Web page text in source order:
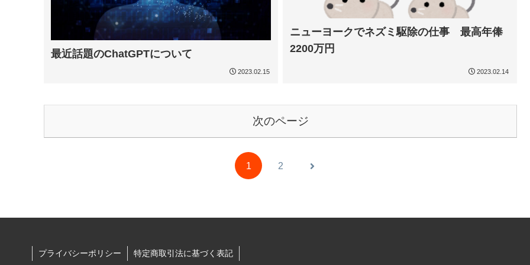
最近話題のChatGPTについて
2023.02.15
ニューヨークでネズミ駆除の仕事 最高年俸
2200万円
2023.02.14
次のページ
1 2
プライバシーポリシー 特定商取引法に基づく表記